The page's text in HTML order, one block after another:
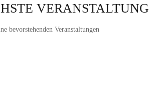
VERANSTALTUNG
bevorstehenden Veranstaltungen